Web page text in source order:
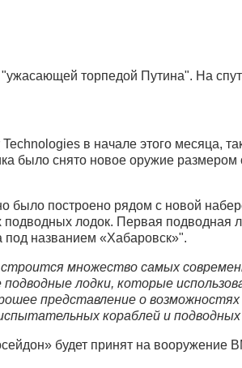
торпедой Путина". На
в начале этого месяца,
было снято новое оружие
было построено рядом с новой
лодок. Первая подводная
под названием «Хабаровск»".
строится множество самых
лодки, которые
представление о
кораблей и подводных
будет принят на вооружение